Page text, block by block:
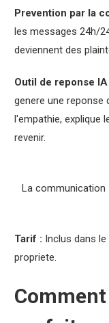
Prevention par la
les messages 24h/
deviennent des
Outil de reponse IA
genere une reponse
l'empathie, explique
revenir.
La communication
Tarif : Inclus dans
propriete.